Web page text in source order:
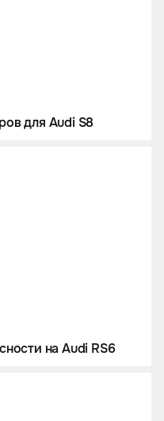
для Audi S8
на Audi RS6